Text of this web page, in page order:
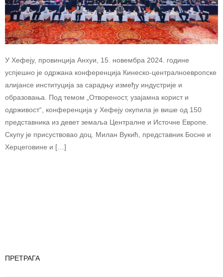
У Хефеју, провинција Анхуи, 15. новембра 2024. године
успјешно је одржана конференција Кинеско-централноевропске
алијансе институција за сарадњу између индустрије и
образовања. Под темом „Отвореност, узајамна корист и
одрживост“, конференција у Хефеју окупила је више од 150
представника из девет земаља Централне и Источне Европе.
Скупу је присуствовао доц. Милан Вукић, представник Босне и
Херцеговине и […]
ПРЕТРАГА